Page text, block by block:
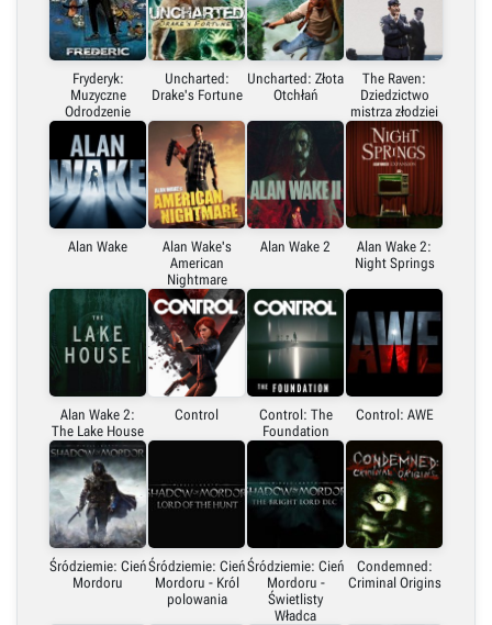
Fryderyk:
Muzyczne
Odrodzenie
Uncharted:
Drake's Fortune
Uncharted: Złota
Otchłań
The Raven:
Dziedzictwo
mistrza złodziei
Alan Wake
Alan Wake's
American
Nightmare
Alan Wake 2
Alan Wake 2:
Night Springs
Alan Wake 2:
The Lake House
Control
Control: The
Foundation
Control: AWE
Śródziemie: Cień
Mordoru
Śródziemie: Cień
Mordoru - Król
polowania
Śródziemie: Cień
Mordoru -
Świetlisty
Władca
Condemned:
Criminal Origins